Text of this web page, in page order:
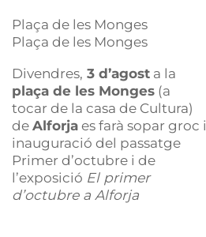
Plaça de les Monges
Plaça de les Monges
Divendres, 3 d’agost a la
plaça de les Monges (a
tocar de la casa de Cultura)
deAlforjaes farà sopar groc i
inauguració del passatge
Primer d’octubre i de
l’exposició El primer
d’octubre a Alforja